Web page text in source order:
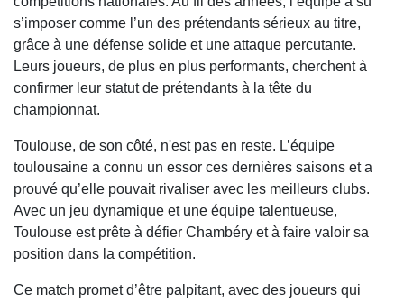
s’imposer comme l’un des prétendants sérieux au titre,
grâce à une défense solide et une attaque percutante.
Leurs joueurs, de plus en plus performants, cherchent à
confirmer leur statut de prétendants à la tête du
championnat.
Toulouse, de son côté, n'est pas en reste. L’équipe
toulousaine a connu un essor ces dernières saisons et a
prouvé qu’elle pouvait rivaliser avec les meilleurs clubs.
Avec un jeu dynamique et une équipe talentueuse,
Toulouse est prête à défier Chambéry et à faire valoir sa
position dans la compétition.
Ce match promet d’être palpitant, avec des joueurs qui